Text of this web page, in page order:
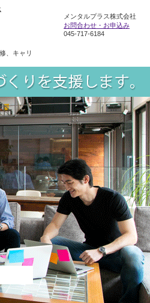
、キャリ
メンタルプラス株式会社
お問合わせ・お申込み
045-717-6184